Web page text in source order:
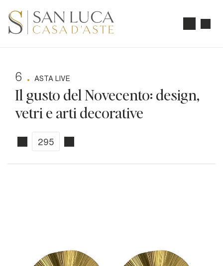
6 ASTA LIVE
Il gusto del Novecento: design,
vetri e arti decorative